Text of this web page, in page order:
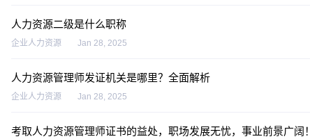
人力资源二级是什么职称
企业人力资源 Jan 28, 2025
人力资源管理师发证机关是哪里？全面解析
企业人力资源 Jan 28, 2025
考取人力资源管理师证书的益处，职场发展无忧，事业前景广阔！